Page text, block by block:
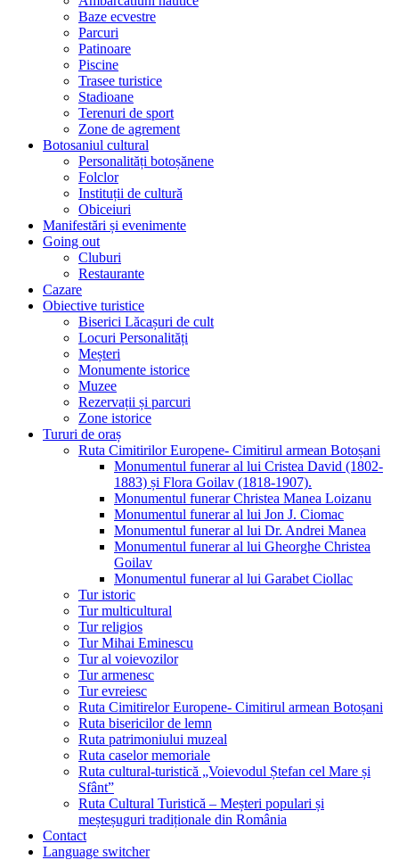
Baze ecvestre
Parcuri
Patinoare
Piscine
Trasee turistice
Stadioane
Terenuri de sport
Zone de agrement
Botosaniul cultural
Personalități botoșănene
Folclor
Instituții de cultură
Obiceiuri
Manifestări și evenimente
Going out
Cluburi
Restaurante
Cazare
Obiective turistice
Biserici Lăcașuri de cult
Locuri Personalități
Meșteri
Monumente istorice
Muzee
Rezervații și parcuri
Zone istorice
Tururi de oraș
Ruta Cimitirilor Europene- Cimitirul armean Botoșani
Monumentul funerar al lui Cristea David (1802-
1883) și Flora Goilav (1818-1907).
Monumentul funerar Christea Manea Loizanu
Monumentul funerar al lui Jon J. Ciomac
Monumentul funerar al lui Dr. Andrei Manea
Monumentul funerar al lui Gheorghe Christea
Goilav
Monumentul funerar al lui Garabet Ciollac
Tur istoric
Tur multicultural
Tur religios
Tur Mihai Eminescu
Tur al voievozilor
Tur armenesc
Tur evreiesc
Ruta Cimitirelor Europene- Cimitirul armean Botoșani
Ruta bisericilor de lemn
Ruta patrimoniului muzeal
Ruta caselor memoriale
Ruta cultural-turistică „Voievodul Ștefan cel Mare și
Sfânt”
Ruta Cultural Turistică – Meșteri populari și
meșteșuguri tradiționale din România
Contact
Language switcher